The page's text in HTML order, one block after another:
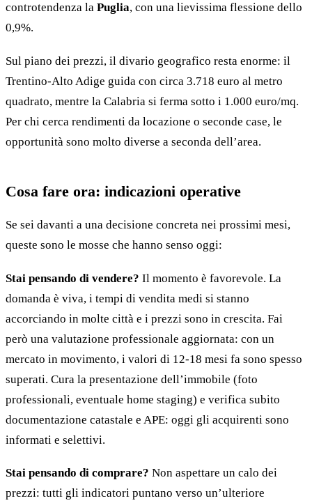
controtendenza la Puglia, con una lievissima flessione dello
0,9%.
Sul piano dei prezzi, il divario geografico resta enorme: il
Trentino-Alto Adige guida con circa 3.718 euro al metro
quadrato, mentre la Calabria si ferma sotto i 1.000 euro/mq.
Per chi cerca rendimenti da locazione o seconde case, le
opportunità sono molto diverse a seconda dell’area.
Cosa fare ora: indicazioni operative
Se sei davanti a una decisione concreta nei prossimi mesi,
queste sono le mosse che hanno senso oggi:
Stai pensando di vendere? Il momento è favorevole. La
domanda è viva, i tempi di vendita medi si stanno
accorciando in molte città e i prezzi sono in crescita. Fai
però una valutazione professionale aggiornata: con un
mercato in movimento, i valori di 12-18 mesi fa sono spesso
superati. Cura la presentazione dell’immobile (foto
professionali, eventuale home staging) e verifica subito
documentazione catastale e APE: oggi gli acquirenti sono
informati e selettivi.
Stai pensando di comprare? Non aspettare un calo dei
prezzi: tutti gli indicatori puntano verso un’ulteriore